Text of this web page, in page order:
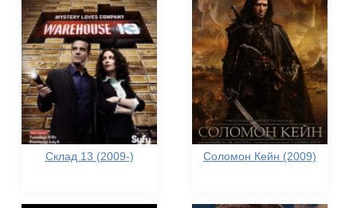
Склад 13 (2009-) Соломон Кейн (2009)